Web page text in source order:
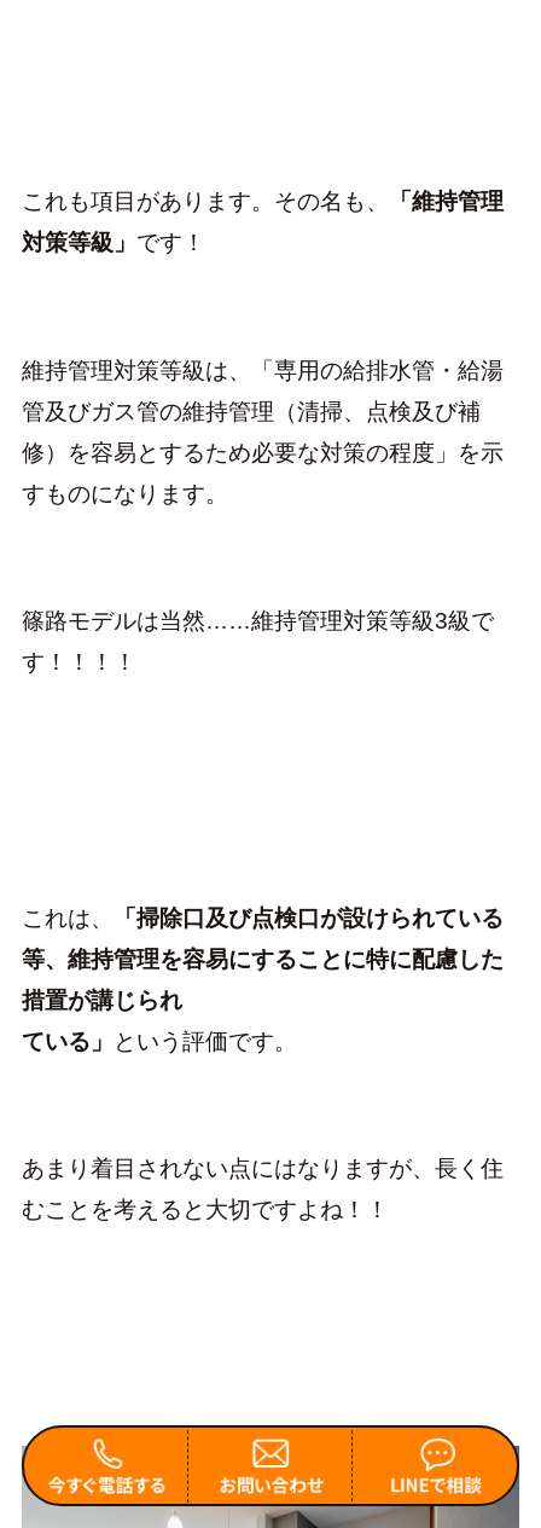
これも項目があります。その名も、
「維持管理
対策等級」 です！
維持管理対策等級は、「専用の給排水管・給湯
管及びガス管の維持管理（清掃、点検及び補
修）を容易とするため必要な対策の程度」を示
すものになります。
篠路モデルは当然……維持管理対策等級3級で
す！！！！
これは、
「掃除口及び点検口が設けられている
等、維持管理を容易にすることに特に配慮した
措置が講じられ
ている」
という評価です。
あまり着目されない点にはなりますが、長く住
むことを考えると大切ですよね！！